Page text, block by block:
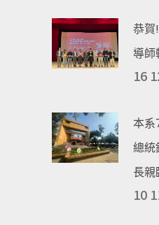
恭賀
導
16
本系
總統
長親
10